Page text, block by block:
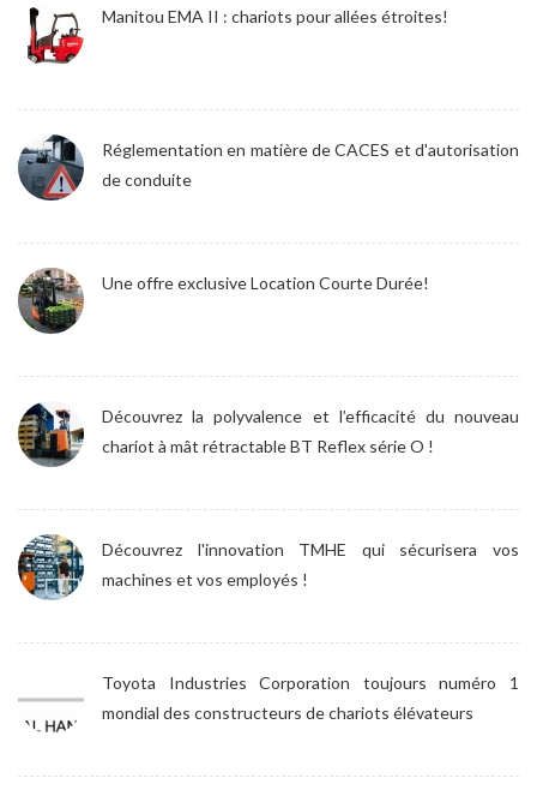
Manitou EMA II : chariots pour allées étroites!
Réglementation en matière de CACES et d'autorisation
de conduite
Une offre exclusive Location Courte Durée!
Découvrez la polyvalence et l’efficacité du nouveau
chariot à mât rétractable BT Reflex série O !
Découvrez l'innovation TMHE qui sécurisera vos
machines et vos employés !
Toyota Industries Corporation toujours numéro 1
mondial des constructeurs de chariots élévateurs